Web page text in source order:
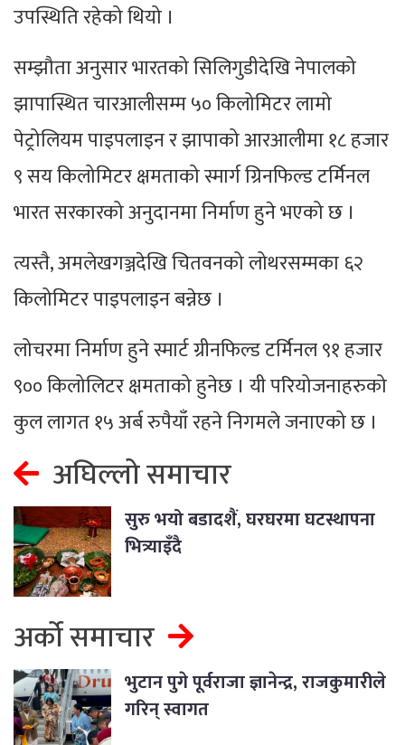
उपस्थिति रहेको थियो ।
सम्झौता अनुसार भारतको सिलिगुडीदेखि नेपालको
झापास्थित चारआलीसम्म ५० किलोमिटर लामो
पेट्रोलियम पाइपलाइन र झापाको आरआलीमा १८ हजार
९ सय किलोमिटर क्षमताको स्मार्ग ग्रिनफिल्ड टर्मिनल
भारत सरकारको अनुदानमा निर्माण हुने भएको छ ।
त्यस्तै, अमलेखगञ्जदेखि चितवनको लोथरसम्मका ६२
किलोमिटर पाइपलाइन बन्नेछ ।
लोचरमा निर्माण हुने स्मार्ट ग्रीनफिल्ड टर्मिनल ९१ हजार
९०० किलोलिटर क्षमताको हुनेछ । यी परियोजनाहरुको
कुल लागत १५ अर्ब रुपैयाँ रहने निगमले जनाएको छ ।
अघिल्लो समाचार
सुरु भयो बडादशैं, घरघरमा घटस्थापना
भित्र्याइँदै
अर्को समाचार
भुटान पुगे पूर्वराजा ज्ञानेन्द्र, राजकुमारीले
गरिन् स्वागत